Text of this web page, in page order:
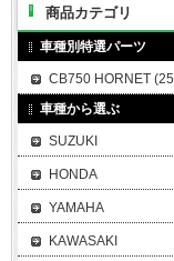
商品カテゴリ
車種別特選パーツ
CB750 HORNET
車種から選ぶ
SUZUKI
HONDA
YAMAHA
KAWASAKI